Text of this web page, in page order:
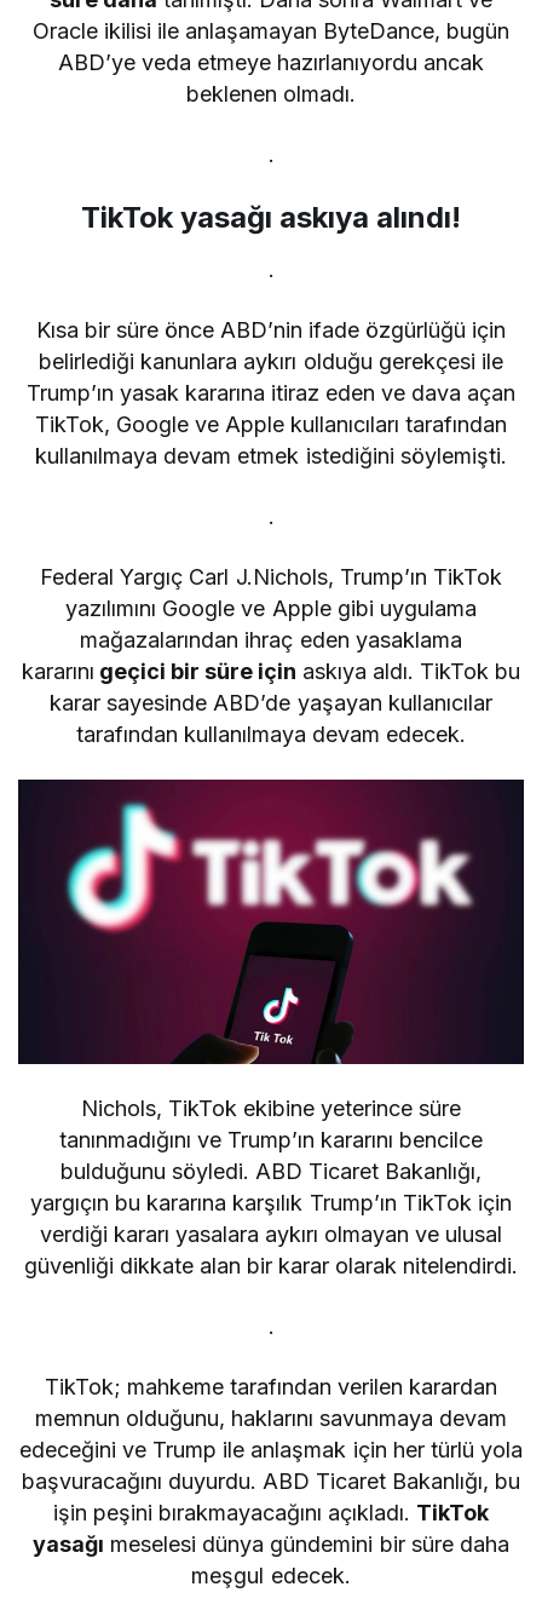
Oracle ikilisi ile anlaşamayan ByteDance, bugün
ABD’ye veda etmeye hazırlanıyordu ancak
beklenen olmadı.
.
TikTok yasağı askıya alındı!
.
Kısa bir süre önce ABD’nin ifade özgürlüğü için
belirlediği kanunlara aykırı olduğu gerekçesi ile
Trump’ın yasak kararına itiraz eden ve dava açan
TikTok, Google ve Apple kullanıcıları tarafından
kullanılmaya devam etmek istediğini söylemişti.
.
Federal Yargıç Carl J.Nichols, Trump’ın TikTok
yazılımını Google ve Apple gibi uygulama
mağazalarından ihraç eden yasaklama
kararını geçici bir süre için askıya aldı. TikTok bu
karar sayesinde ABD’de yaşayan kullanıcılar
tarafından kullanılmaya devam edecek.
Nichols, TikTok ekibine yeterince süre
tanınmadığını ve Trump’ın kararını bencilce
bulduğunu söyledi. ABD Ticaret Bakanlığı,
yargıçın bu kararına karşılık Trump’ın TikTok için
verdiği kararı yasalara aykırı olmayan ve ulusal
güvenliği dikkate alan bir karar olarak nitelendirdi.
.
TikTok; mahkeme tarafından verilen karardan
memnun olduğunu, haklarını savunmaya devam
edeceğini ve Trump ile anlaşmak için her türlü yola
başvuracağını duyurdu. ABD Ticaret Bakanlığı, bu
işin peşini bırakmayacağını açıkladı. TikTok
yasağı meselesi dünya gündemini bir süre daha
meşgul edecek.